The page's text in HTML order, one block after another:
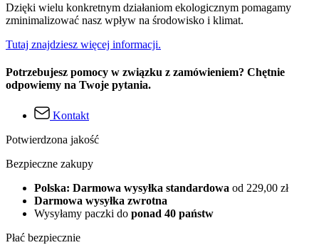
Dzięki wielu konkretnym działaniom ekologicznym pomagamy
zminimalizować nasz wpływ na środowisko i klimat.
Tutaj znajdziesz więcej informacji.
Potrzebujesz pomocy w związku z zamówieniem? Chętnie
odpowiemy na Twoje pytania.
Kontakt
Potwierdzona jakość
Bezpieczne zakupy
Polska: Darmowa wysyłka standardowa od 229,00 zł
Darmowa wysyłka zwrotna
Wysyłamy paczki do ponad 40 państw
Płać bezpiecznie